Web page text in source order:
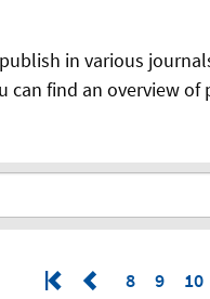
in various
find an overview
8 9 10